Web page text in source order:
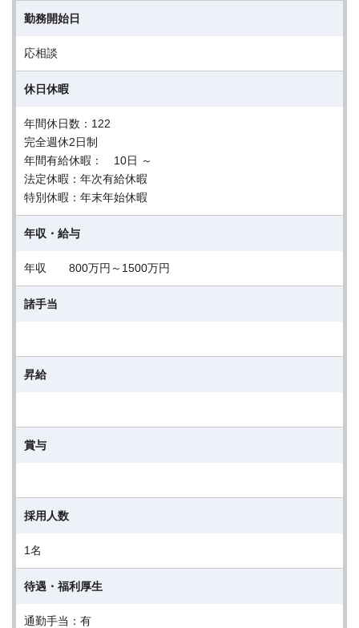
勤務開始日
応相談
休日休暇
年間休日数：122
完全週休2日制
年間有給休暇： 10日 ～
法定休暇：年次有給休暇
特別休暇：年末年始休暇
年収・給与
年収 800万円～1500万円
諸手当
昇給
賞与
採用人数
1名
待遇・福利厚生
通勤手当：有